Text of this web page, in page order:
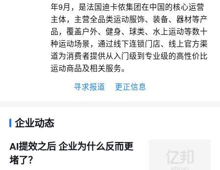
年9月，是法国迪卡侬集团在中国的核心运营
主体，主营全品类运动服饰、装备、器材等产
品，覆盖户外、健身、球类、水上运动等数十
种运动场景，通过线下连锁门店、线上官方渠
道为消费者提供从入门级到专业级的高性价比
运动商品及相关服务。
寻求报道
更正信息
企业动态
AI提效之后 企业为什么反而更
堵了？